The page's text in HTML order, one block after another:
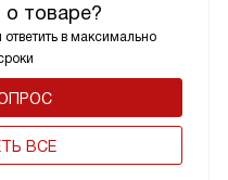
товаре?
в максимально
ВСЕ